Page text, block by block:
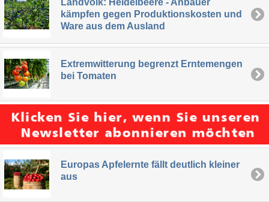
kämpfen gegen Produktionskosten und
Ware aus dem Ausland
Extremwitterung begrenzt Erntemengen
bei Tomaten
Europas Apfelernte fällt deutlich kleiner
aus